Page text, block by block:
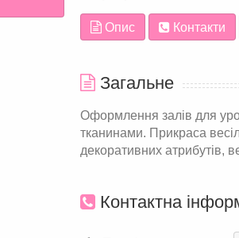
Опис Контакти
Загальне
Оформлення залів для
тканинами. Прикраса
декоративних атрибутів,
Контактна